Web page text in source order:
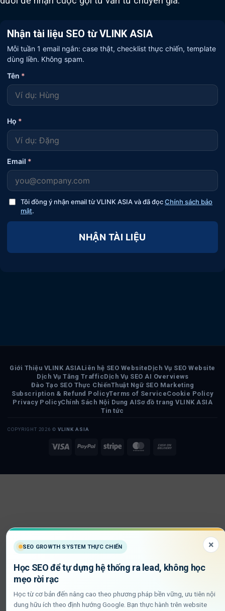
Nhận tài liệu SEO từ VLINK ASIA
Mỗi tuần 1 email ngắn: case thật, checklist thực chiến, template
dùng liền. Không spam.
Tên *
Họ *
Email *
Tôi đồng ý nhận email từ VLINK ASIA và đã đọcChính sách bảo
mật.
NHẬN TÀI LIỆU
Visa PayPalStripe MasterCard
Giới Thiệu VLINK ASIALiên hệ SEO WebsiteDịch Vụ SEO Website
Dịch Vụ Tăng TrafficDịch Vụ SEO AI Overviews
Đào Tạo SEO Thực ChiếnThuật Ngữ SEO Marketing
Subscription & Refund PolicyTerms of ServiceCookie Policy
Privacy PolicyChính Sách Nội Dung AISơ đồ trang VLINK ASIA
Tin tức
COPYRIGHT 2026 © VLINK ASIA
SEO GROWTH SYSTEM THỰC CHIẾN ×
Học SEO để tự dựng hệ thống ra lead, không học
mẹo rời rạc
Học từ cơ bản đến nâng cao theo phương pháp bền vững, ưu tiên nội
dung hữu ích theo định hướng Google. Bạn thực hành trên website